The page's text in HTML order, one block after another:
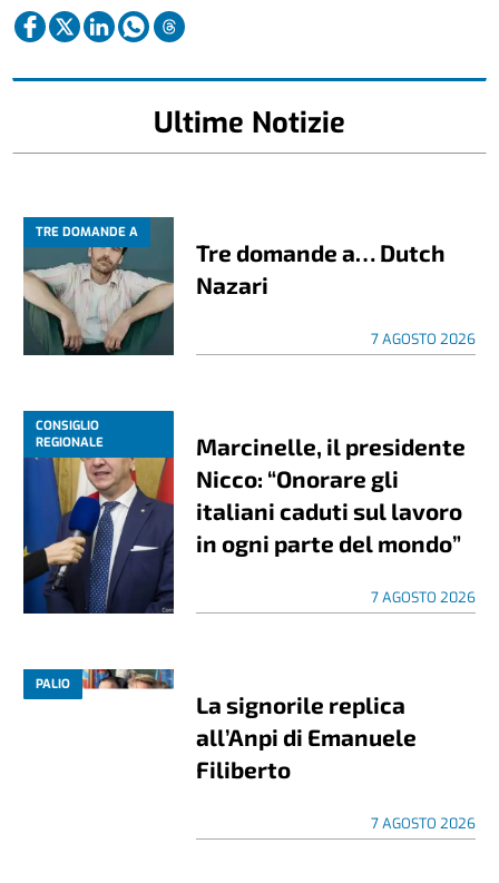
Ultime Notizie
TRE DOMANDE A
Tre domande a… Dutch
Nazari
7 AGOSTO 2026
CONSIGLIO
REGIONALE
Marcinelle, il presidente
Nicco: “Onorare gli
italiani caduti sul lavoro
in ogni parte del mondo”
7 AGOSTO 2026
PALIO
La signorile replica
all’Anpi di Emanuele
Filiberto
7 AGOSTO 2026